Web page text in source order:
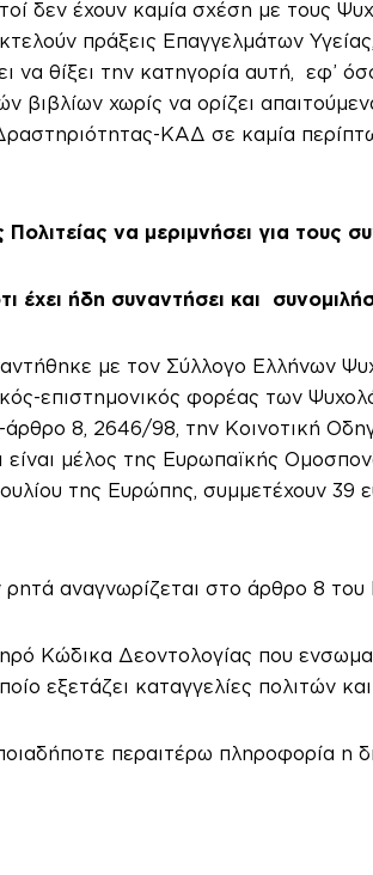
δεν έχουν καμία σχέση με τους
πράξεις Επαγγελμάτων
να θίξει την κατηγορία αυτή, εφ’
βιβλίων χωρίς να ορίζει
ΚΑΔ σε καμία
Πολιτείας να μεριμνήσει για τους
έχει ήδη συναντήσει και
με τον Σύλλογο Ελλήνων
επιστημονικός φορέας των
8, 2646/98, την Κοινοτική
μέλος της Ευρωπαϊκής
της Ευρώπης, συμμετέχουν
αναγνωρίζεται στο άρθρο 8 του
Κώδικα Δεοντολογίας που
εξετάζει καταγγελίες πολιτών
περαιτέρω πληροφορία η